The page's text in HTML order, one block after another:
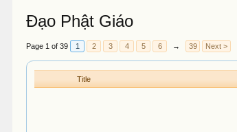
Đạo Phật Giáo
Page 1 of 39 1 2 3 4 5 6 → 39 Next >
Title